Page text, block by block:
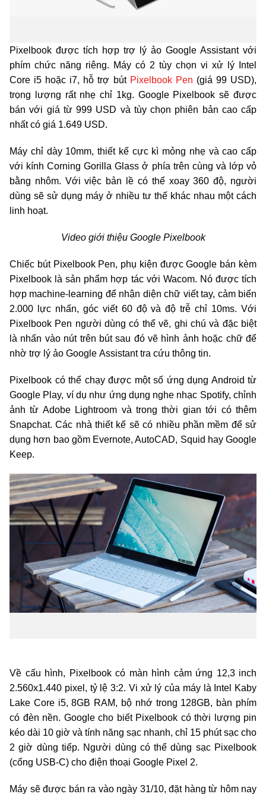
Pixelbook được tích hợp trợ lý ảo Google Assistant với
phím chức năng riêng. Máy có 2 tùy chọn vi xử lý Intel
Core i5 hoặc i7, hỗ trợ bút Pixelbook Pen (giá 99 USD),
trọng lượng rất nhẹ chỉ 1kg. Google Pixelbook sẽ được
bán với giá từ 999 USD và tùy chọn phiên bản cao cấp
nhất có giá 1.649 USD.
Máy chỉ dày 10mm, thiết kế cực kì mỏng nhẹ và cao cấp
với kính Corning Gorilla Glass ở phía trên cùng và lớp vỏ
bằng nhôm. Với việc bản lề có thể xoay 360 độ, người
dùng sẽ sử dụng máy ở nhiều tư thế khác nhau một cách
linh hoạt.
Video giới thiệu Google Pixelbook
Chiếc bút Pixelbook Pen, phụ kiện được Google bán kèm
Pixelbook là sản phẩm hợp tác với Wacom. Nó được tích
hợp machine-learning để nhận diện chữ viết tay, cảm biến
2.000 lực nhấn, góc viết 60 độ và độ trễ chỉ 10ms. Với
Pixelbook Pen người dùng có thể vẽ, ghi chú và đặc biệt
là nhấn vào nút trên bút sau đó vẽ hình ảnh hoặc chữ để
nhờ trợ lý ảo Google Assistant tra cứu thông tin.
Pixelbook có thể chạy được một số ứng dụng Android từ
Google Play, ví dụ như ứng dụng nghe nhạc Spotify, chỉnh
ảnh từ Adobe Lightroom và trong thời gian tới có thêm
Snapchat. Các nhà thiết kế sẽ có nhiều phần mềm để sử
dụng hơn bao gồm Evernote, AutoCAD, Squid hay Google
Keep.
Về cấu hình, Pixelbook có màn hình cảm ứng 12,3 inch
2.560x1.440 pixel, tỷ lệ 3:2. Vi xử lý của máy là Intel Kaby
Lake Core i5, 8GB RAM, bộ nhớ trong 128GB, bàn phím
có đèn nền. Google cho biết Pixelbook có thời lượng pin
kéo dài 10 giờ và tính năng sạc nhanh, chỉ 15 phút sạc cho
2 giờ dùng tiếp. Người dùng có thể dùng sạc Pixelbook
(cổng USB-C) cho điện thoại Google Pixel 2.
Máy sẽ được bán ra vào ngày 31/10, đặt hàng từ hôm nay